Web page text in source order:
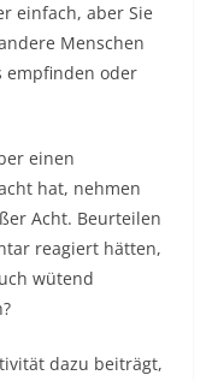
einfach, aber Sie
Menschen
empfinden oder
einen
hat, nehmen
Acht. Beurteilen
reagiert hätten,
wütend
dazu beiträgt,